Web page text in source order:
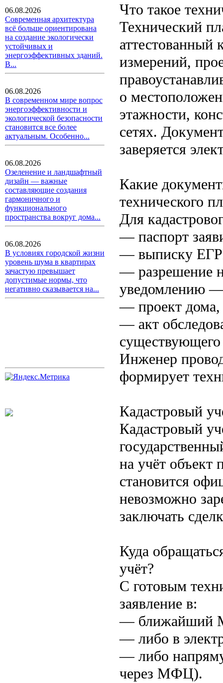
06.08.2026
Современная архитектура
всё больше ориентирована
на создание экологически
устойчивых и
энергоэффективных зданий.
В...
06.08.2026
В современном мире вопрос
энергоэффективности и
экологической безопасности
становится все более
актуальным. Особенно...
06.08.2026
Озеленение и ландшафтный
дизайн — важные
составляющие создания
гармоничного и
функционального
пространства вокруг дома...
06.08.2026
В условиях городской жизни
уровень шума в квартирах
зачастую превышает
допустимые нормы, что
негативно сказывается на...
Что такое
Технический
аттестованный
измерений,
о
этажности,
сетях.
заверяется
Какие
технического
Для
— паспорт
— выписку
— разрешение
уведомлению —
— проект дома,
— акт
существующего
Инженер
формирует
Кадастровый
Кадастровый
на учёт объект
становится
невозможно
заключать
Куда
учёт?
С готовым
заявление в:
—
— либо в
— либо
через МФЦ).